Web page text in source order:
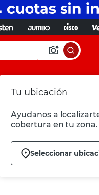
Tu ubicación
Ayudanos a
cobertura en tu zona.
Seleccionar
Un Estisol